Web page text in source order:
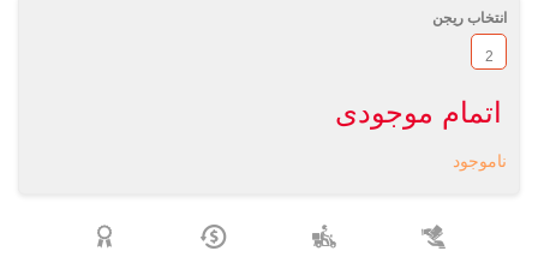
انتخاب ریجن
2
اتمام موجودی
ناموجود